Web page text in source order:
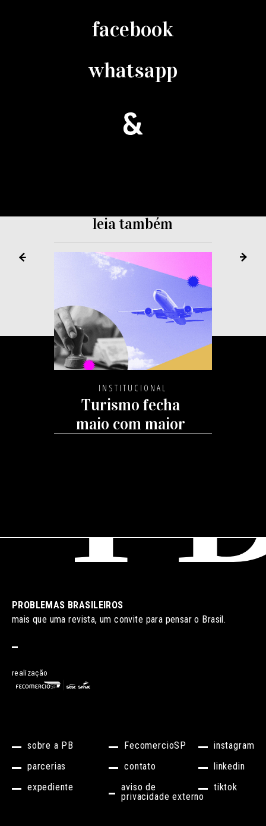
facebook
whatsapp
leia também
INSTITUCIONAL
Turismo fecha
maio com maior
sobre a PB
parcerias
expediente
FecomercioSP
contato
aviso de
privacidade externo
instagram
linkedin
tiktok
PROBLEMAS BRASILEIROS
mais que uma revista, um convite para pensar o Brasil.
realização